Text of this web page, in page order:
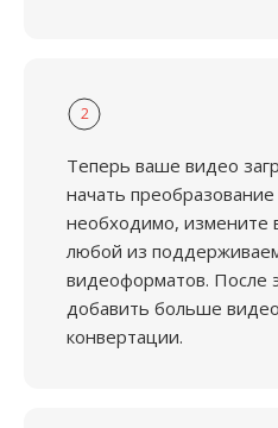
2
Теперь ваше видео
начать преобразование
необходимо, измените
любой из
видеоформатов. После
добавить больше
конвертации.